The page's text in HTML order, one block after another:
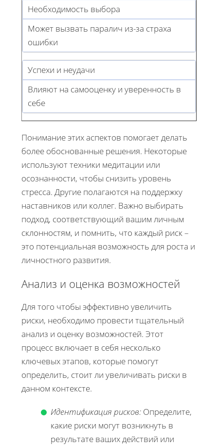
Необходимость выбора
Может вызвать паралич из-за страха
ошибки
Успехи и неудачи
Влияют на самооценку и уверенность в
себе
Понимание этих аспектов помогает делать
более обоснованные решения. Некоторые
используют техники медитации или
осознанности, чтобы снизить уровень
стресса. Другие полагаются на поддержку
наставников или коллег. Важно выбирать
подход, соответствующий вашим личным
склонностям, и помнить, что каждый риск –
это потенциальная возможность для роста и
личностного развития.
Анализ и оценка возможностей
Для того чтобы эффективно увеличить
риски, необходимо провести тщательный
анализ и оценку возможностей. Этот
процесс включает в себя несколько
ключевых этапов, которые помогут
определить, стоит ли увеличивать риски в
данном контексте.
Идентификация рисков: Определите,
какие риски могут возникнуть в
результате ваших действий или